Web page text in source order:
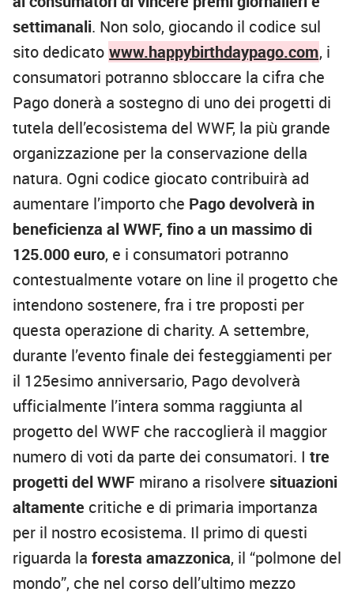
settimanali. Non solo, giocando il codice sul
sito dedicato www.happybirthdaypago.com, i
consumatori potranno sbloccare la cifra che
Pago donerà a sostegno di uno dei progetti di
tutela dell’ecosistema del WWF, la più grande
organizzazione per la conservazione della
natura. Ogni codice giocato contribuirà ad
aumentare l’importo che Pago devolverà in
beneficienza al WWF, fino a un massimo di
125.000 euro, e i consumatori potranno
contestualmente votare on line il progetto che
intendono sostenere, fra i tre proposti per
questa operazione di charity. A settembre,
durante l’evento finale dei festeggiamenti per
il 125esimo anniversario, Pago devolverà
ufficialmente l’intera somma raggiunta al
progetto del WWF che raccoglierà il maggior
numero di voti da parte dei consumatori. I tre
progetti del WWF mirano a risolvere situazioni
altamente critiche e di primaria importanza
per il nostro ecosistema. Il primo di questi
riguarda la foresta amazzonica, il “polmone del
mondo”, che nel corso dell’ultimo mezzo